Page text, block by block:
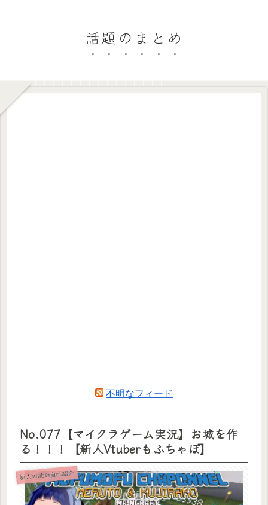
話題のまとめ
不明なフィード
No.077【マイクラゲーム実況】お城を作
る！！！【新人Vtuberもふちゃぽ】
新人Vtuber自己紹介